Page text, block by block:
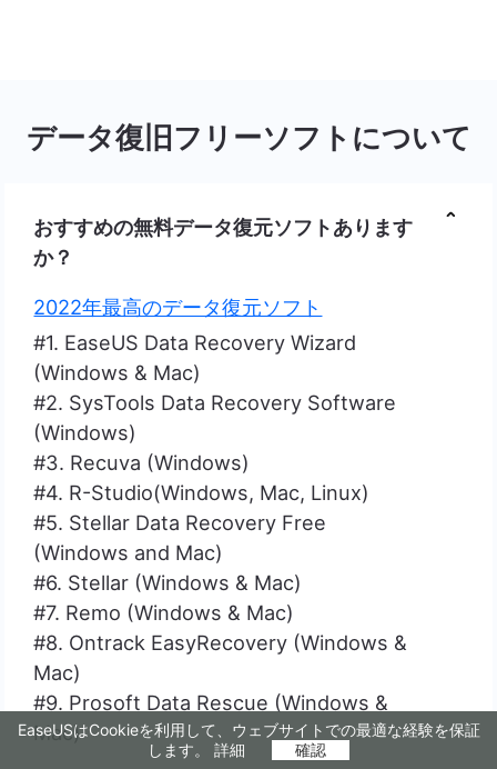
EaseUSはCookieを利用して、ウェブサイトでの最適な経験を保証
します。 詳細 確認
データ復旧フリーソフトについて
おすすめの無料データ復元ソフトあります
か？
2022年最高のデータ復元ソフト
#1. EaseUS Data Recovery Wizard
(Windows & Mac)
#2. SysTools Data Recovery Software
(Windows)
#3. Recuva (Windows)
#4. R-Studio(Windows, Mac, Linux)
#5. Stellar Data Recovery Free
(Windows and Mac)
#6. Stellar (Windows & Mac)
#7. Remo (Windows & Mac)
#8. Ontrack EasyRecovery (Windows &
Mac)
#9. Prosoft Data Rescue (Windows &
Mac)